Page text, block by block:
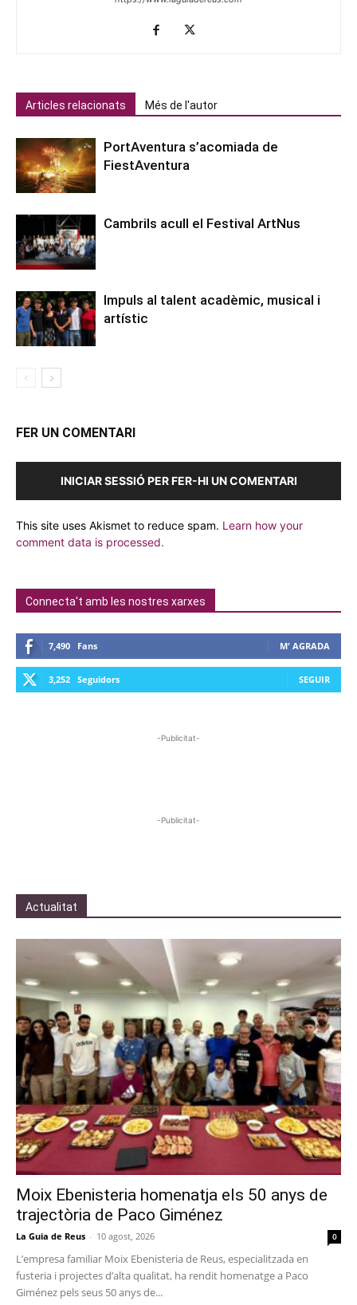
Articles relacionats Més de l'autor
PortAventura s’acomiada de
FiestAventura
Cambrils acull el Festival ArtNus
Impuls al talent acadèmic, musical i
artístic
FER UN COMENTARI
INICIAR SESSIÓ PER FER-HI UN COMENTARI
This site uses Akismet to reduce spam. Learn how your
comment data is processed.
Connecta't amb les nostres xarxes
7,490 Fans M' AGRADA
3,252 Seguidors SEGUIR
-Publicitat-
-Publicitat-
Actualitat
Moix Ebenisteria homenatja els 50 anys de
trajectòria de Paco Giménez
La Guia de Reus - 10 agost, 2026 0
L’empresa familiar Moix Ebenisteria de Reus, especialitzada en
fusteria i projectes d’alta qualitat, ha rendit homenatge a Paco
Giménez pels seus 50 anys de...